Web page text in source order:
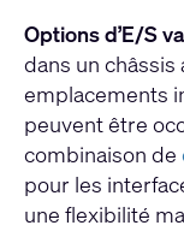
Options d’E/S
dans un
emplacements
peuvent être
combinaison de
pour les
une flexibilité